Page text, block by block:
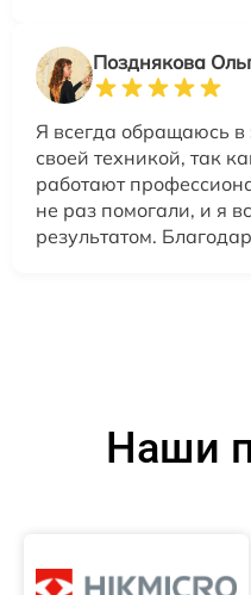
Позднякова
Я всегда обращаюсь в
своей техникой, так
работают
не раз помогали, и я
результатом.
Наши